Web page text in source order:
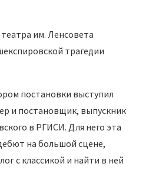
им. Ленсовета
трагедии
постановки выступил
и постановщик, выпускник
в РГИСИ. Для него эта
на большой сцене,
с классикой и найти в ней